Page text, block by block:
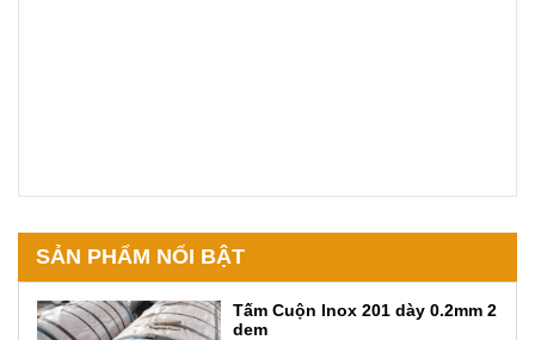
SẢN PHẨM NỔI BẬT
Tấm Cuộn Inox 201 dày 0.2mm 2
dem